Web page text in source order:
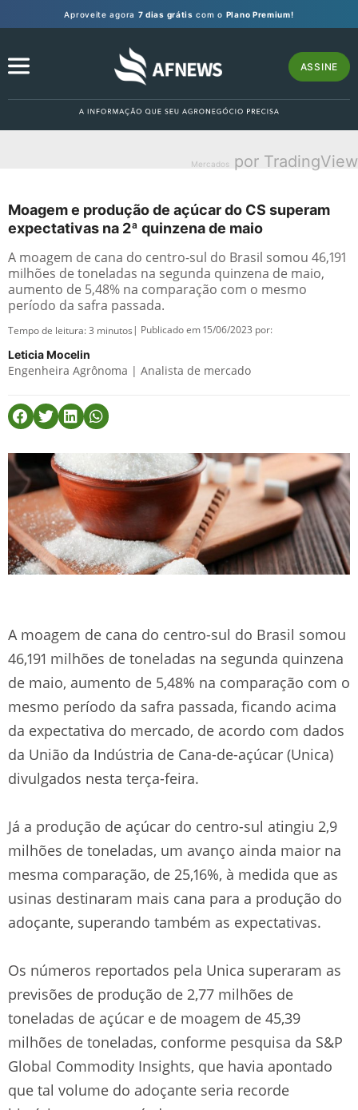
Aproveite agora 7 dias grátis com o Plano Premium!
ASSINE
Mercados por TradingView
Moagem e produção de açúcar do CS superam
expectativas na 2ª quinzena de maio
A moagem de cana do centro-sul do Brasil somou 46,191
milhões de toneladas na segunda quinzena de maio,
aumento de 5,48% na comparação com o mesmo
período da safra passada.
Tempo de leitura:3 minutos | Publicado em 15/06/2023 por:
Leticia Mocelin
Engenheira Agrônoma | Analista de mercado
A moagem de cana do centro-sul do Brasil somou
46,191 milhões de toneladas na segunda quinzena
de maio, aumento de 5,48% na comparação com o
mesmo período da safra passada, ficando acima
da expectativa do mercado, de acordo com dados
da União da Indústria de Cana-de-açúcar (Unica)
divulgados nesta terça-feira.
Já a produção de açúcar do centro-sul atingiu 2,9
milhões de toneladas, um avanço ainda maior na
mesma comparação, de 25,16%, à medida que as
usinas destinaram mais cana para a produção do
adoçante, superando também as expectativas.
Os números reportados pela Unica superaram as
previsões de produção de 2,77 milhões de
toneladas de açúcar e de moagem de 45,39
milhões de toneladas, conforme pesquisa da S&P
Global Commodity Insights, que havia apontado
que tal volume do adoçante seria recorde